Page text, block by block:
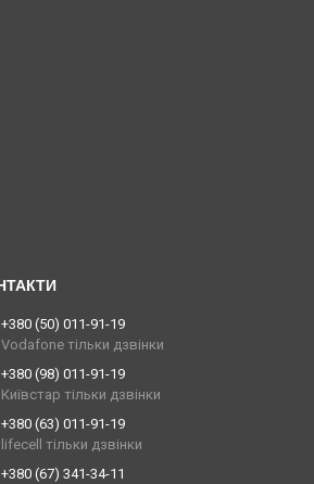
+380 (50) 011-91-19
Vodafone тільки дзвінки
+380 (98) 011-91-19
Київстар тільки дзвінки
+380 (63) 011-91-19
lifecell тільки дзвінки
+380 (67) 341-34-11